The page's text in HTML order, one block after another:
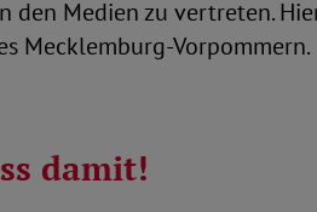
den Medien zu vertreten.
Mecklemburg-Vorpommern.
damit!